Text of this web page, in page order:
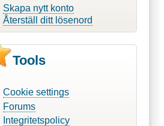
Skapa nytt konto
Återställ ditt lösenord
Tools
Cookie settings
Forums
Integritetspolicy